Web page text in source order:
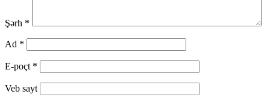
Şərh *
Ad *
E-poçt *
Veb sayt